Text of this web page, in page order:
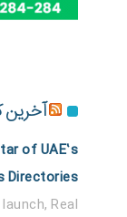
of UAE’s
Directories
Real